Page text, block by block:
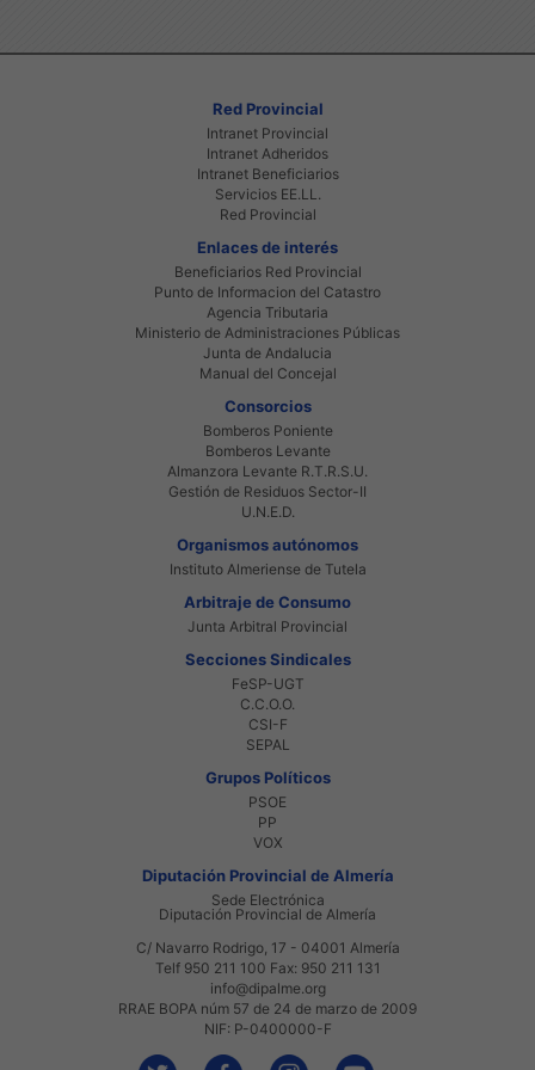
Red Provincial
Intranet Provincial
Intranet Adheridos
Intranet Beneficiarios
Servicios EE.LL.
Red Provincial
Enlaces de interés
Beneficiarios Red Provincial
Punto de Informacion del Catastro
Agencia Tributaria
Ministerio de Administraciones Públicas
Junta de Andalucia
Manual del Concejal
Consorcios
Bomberos Poniente
Bomberos Levante
Almanzora Levante R.T.R.S.U.
Gestión de Residuos Sector-II
U.N.E.D.
Organismos autónomos
Instituto Almeriense de Tutela
Arbitraje de Consumo
Junta Arbitral Provincial
Secciones Sindicales
FeSP-UGT
C.C.O.O.
CSI-F
SEPAL
Grupos Políticos
PSOE
PP
VOX
Diputación Provincial de Almería
Sede Electrónica
Diputación Provincial de Almería
C/ Navarro Rodrigo, 17 - 04001 Almería
Telf 950 211 100 Fax: 950 211 131
info@dipalme.org
RRAE BOPA núm 57 de 24 de marzo de 2009
NIF: P-0400000-F